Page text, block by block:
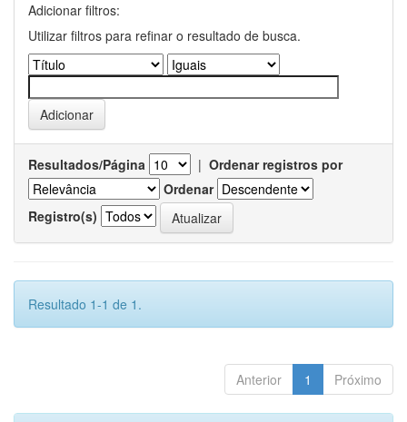
Adicionar filtros:
Utilizar filtros para refinar o resultado de busca.
Resultados/Página | Ordenar registros por
Ordenar
Registro(s)
Resultado 1-1 de 1.
Anterior 1 Próximo